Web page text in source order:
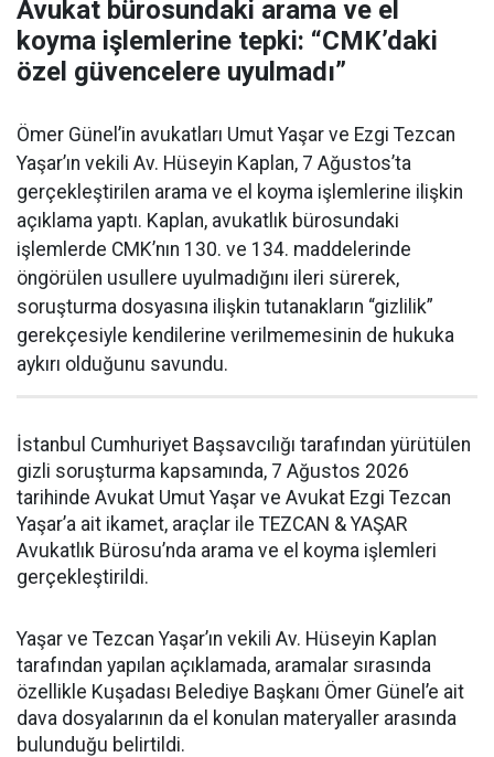
Avukat bürosundaki arama ve el
koyma işlemlerine tepki: “CMK’daki
özel güvencelere uyulmadı”
Ömer Günel’in avukatları Umut Yaşar ve Ezgi Tezcan
Yaşar’ın vekili Av. Hüseyin Kaplan, 7 Ağustos’ta
gerçekleştirilen arama ve el koyma işlemlerine ilişkin
açıklama yaptı. Kaplan, avukatlık bürosundaki
işlemlerde CMK’nın 130. ve 134. maddelerinde
öngörülen usullere uyulmadığını ileri sürerek,
soruşturma dosyasına ilişkin tutanakların “gizlilik”
gerekçesiyle kendilerine verilmemesinin de hukuka
aykırı olduğunu savundu.
İstanbul Cumhuriyet Başsavcılığı tarafından yürütülen
gizli soruşturma kapsamında, 7 Ağustos 2026
tarihinde Avukat Umut Yaşar ve Avukat Ezgi Tezcan
Yaşar’a ait ikamet, araçlar ile TEZCAN & YAŞAR
Avukatlık Bürosu’nda arama ve el koyma işlemleri
gerçekleştirildi.
Yaşar ve Tezcan Yaşar’ın vekili Av. Hüseyin Kaplan
tarafından yapılan açıklamada, aramalar sırasında
özellikle Kuşadası Belediye Başkanı Ömer Günel’e ait
dava dosyalarının da el konulan materyaller arasında
bulunduğu belirtildi.